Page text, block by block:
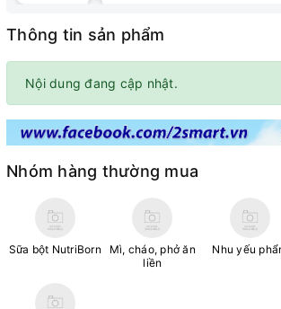
Thông tin sản phẩm
Nội dung đang cập nhật.
Nhóm hàng thường mua
Sữa bột NutriBorn
Mì, cháo, phở ăn
liền
Nhu yếu